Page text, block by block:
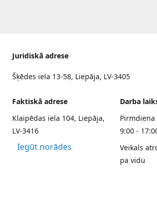
Juridiskā adrese
Šķēdes iela 13-58, Liepāja, LV-3405
Faktiskā adrese
Klaipēdas iela 104, Liepāja,
LV-3416
Iegūt norādes
Darba
Pirmdiena
9:00 -
Veikals
pa vidu